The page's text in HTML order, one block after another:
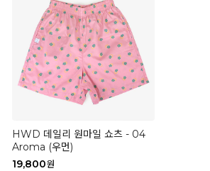
HWD 데일리 원마일 쇼츠 - 04
Aroma (우먼)
19,800원